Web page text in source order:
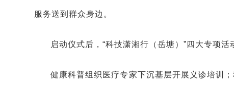
服务送到群众身边。
启动仪式后，“科技潇湘行（岳塘）”四大专项活
健康科普组织医疗专家下沉基层开展义诊培训